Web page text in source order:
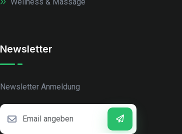
Newsletter
Newsletter Anmeldung